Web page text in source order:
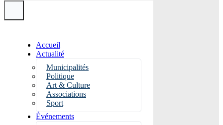
Accueil
Actualité
Municipalités
Politique
Art & Culture
Associations
Sport
Événements